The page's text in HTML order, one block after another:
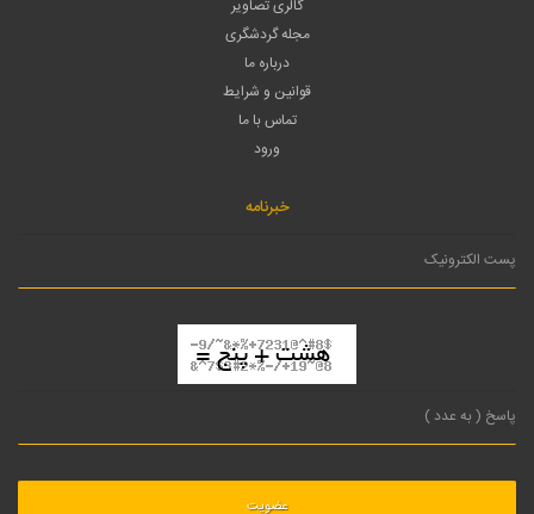
گالری تصاویر
مجله گردشگری
درباره ما
قوانین و شرایط
تماس با ما
ورود
خبرنامه